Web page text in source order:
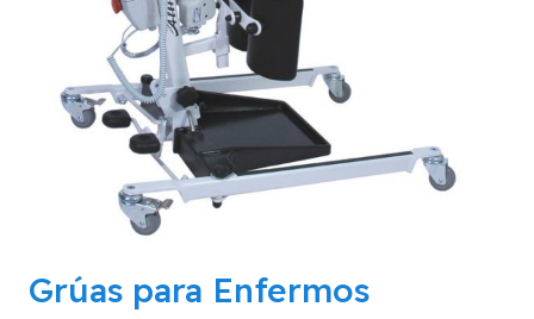
Grúas para Enfermos